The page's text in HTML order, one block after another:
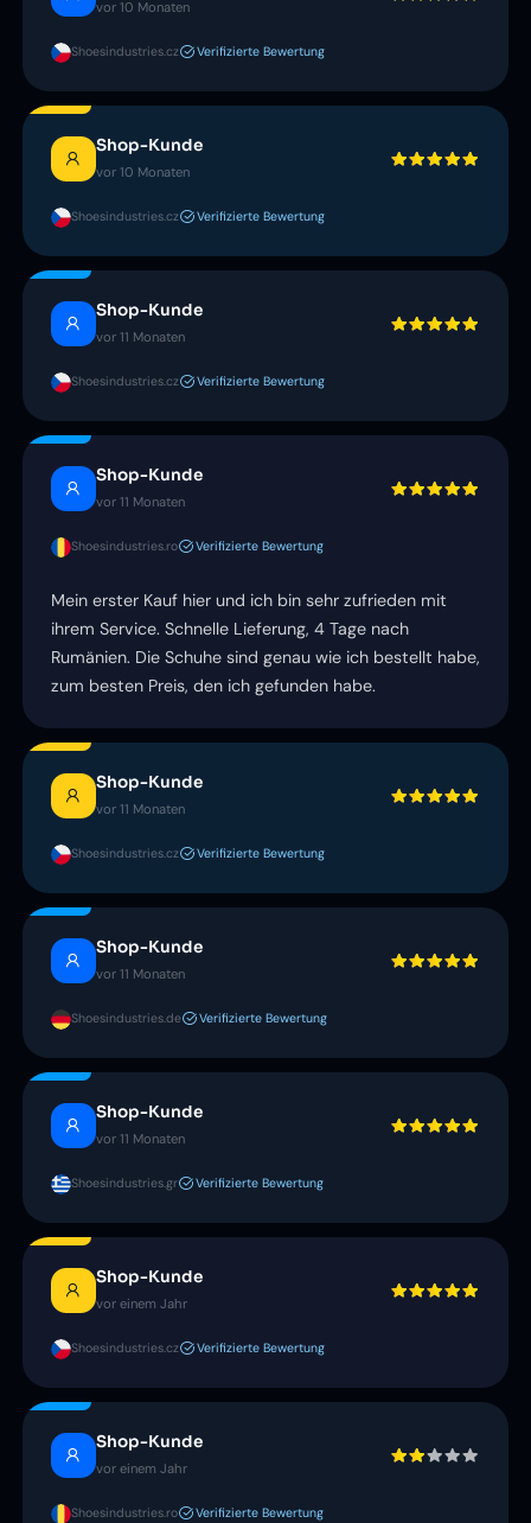
vor 10 Monaten
Shoesindustries.cz Verifizierte Bewertung
Shop-Kunde
vor 10 Monaten
Shoesindustries.cz Verifizierte Bewertung
Shop-Kunde
vor 11 Monaten
Shoesindustries.cz Verifizierte Bewertung
Shop-Kunde
vor 11 Monaten
Shoesindustries.ro Verifizierte Bewertung
Mein erster Kauf hier und ich bin sehr zufrieden mit
ihrem Service. Schnelle Lieferung, 4 Tage nach
Rumänien. Die Schuhe sind genau wie ich bestellt habe,
zum besten Preis, den ich gefunden habe.
Shop-Kunde
vor 11 Monaten
Shoesindustries.cz Verifizierte Bewertung
Shop-Kunde
vor 11 Monaten
Shoesindustries.de Verifizierte Bewertung
Shop-Kunde
vor 11 Monaten
Shoesindustries.gr Verifizierte Bewertung
Shop-Kunde
vor einem Jahr
Shoesindustries.cz Verifizierte Bewertung
Shop-Kunde
vor einem Jahr
Shoesindustries.ro Verifizierte Bewertung